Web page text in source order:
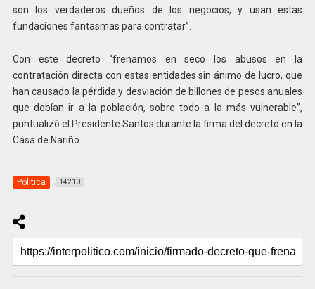
son los verdaderos dueños de los negocios, y usan estas
fundaciones fantasmas para contratar”.
Con este decreto “frenamos en seco los abusos en la
contratación directa con estas entidades sin ánimo de lucro, que
han causado la pérdida y desviación de billones de pesos anuales
que debían ir a la población, sobre todo a la más vulnerable”,
puntualizó el Presidente Santos durante la firma del decreto en la
Casa de Nariño.
Politica 14210